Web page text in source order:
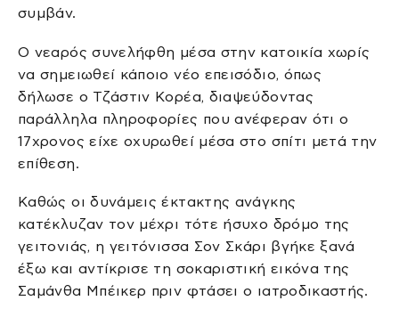
συμβάν.
Ο νεαρός συνελήφθη μέσα στην κατοικία χωρίς
να σημειωθεί κάποιο νέο επεισόδιο, όπως
δήλωσε ο Τζάστιν Κορέα, διαψεύδοντας
παράλληλα πληροφορίες που ανέφεραν ότι ο
17χρονος είχε οχυρωθεί μέσα στο σπίτι μετά την
επίθεση.
Καθώς οι δυνάμεις έκτακτης ανάγκης
κατέκλυζαν τον μέχρι τότε ήσυχο δρόμο της
γειτονιάς, η γειτόνισσα Σον Σκάρι βγήκε ξανά
έξω και αντίκρισε τη σοκαριστική εικόνα της
Σαμάνθα Μπέικερ πριν φτάσει ο ιατροδικαστής.